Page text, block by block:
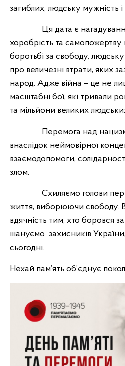
загиблих, людську мужність
Ця дата є
хоробрість та самопожертву
боротьбі за свободу, людську
про величезні втрати, яких
народ. Адже війна – це не
масштабні бої, які тривали
та мільйони великих
Перемога над
внаслідок неймовірної
взаємодопомоги,
злом.
Схиляємо голови перед
життя, виборюючи свободу.
вдячність тим, хто боровся
шануємо захисників
сьогодні.
Нехай пам’ять об’єднує